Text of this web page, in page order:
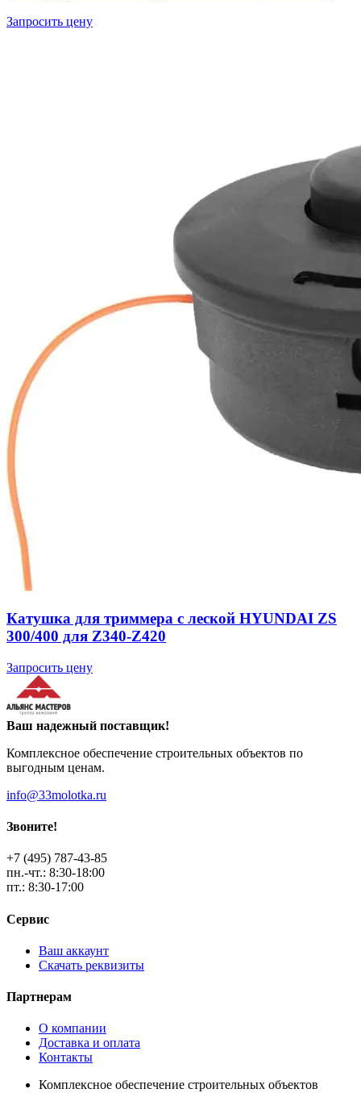
Запросить цену
Катушка для триммера с леской HYUNDAI ZS
300/400 для Z340-Z420
Запросить цену
Ваш надежный поставщик!
Комплексное обеспечение строительных объектов по
выгодным ценам.
info@33molotka.ru
Звоните!
+7 (495) 787-43-85
пн.-чт.: 8:30-18:00
пт.: 8:30-17:00
Сервис
Ваш аккаунт
Скачать реквизиты
Партнерам
О компании
Доставка и оплата
Контакты
Комплексное обеспечение строительных объектов